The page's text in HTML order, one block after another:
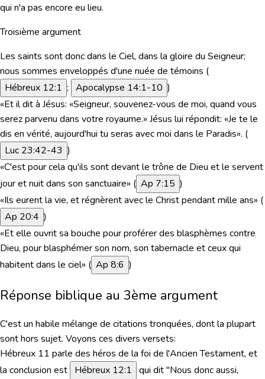
qui n'a pas encore eu lieu.
Troisième argument
Les saints sont donc dans le Ciel, dans la gloire du Seigneur;
nous sommes enveloppés d'une nuée de témoins (
Hébreux 12:1 ; Apocalypse 14:1-10 )
«Et il dit à Jésus: «Seigneur, souvenez-vous de moi, quand vous
serez parvenu dans votre royaume.» Jésus lui répondit: «Je te le
dis en vérité, aujourd'hui tu seras avec moi dans le Paradis». (
Luc 23:42-43 )
«C'est pour cela qu'ils sont devant le trône de Dieu et le servent
jour et nuit dans son sanctuaire» ( Ap 7:15 )
«Ils eurent la vie, et régnèrent avec le Christ pendant mille ans» (
Ap 20:4 )
«Et elle ouvrit sa bouche pour proférer des blasphèmes contre
Dieu, pour blasphémer son nom, son tabernacle et ceux qui
habitent dans le ciel» ( Ap 8:6 )
Réponse biblique au 3ème argument
C'est un habile mélange de citations tronquées, dont la plupart
sont hors sujet. Voyons ces divers versets:
Hébreux 11 parle des héros de la foi de l'Ancien Testament, et
la conclusion est Hébreux 12:1 qui dit"Nous donc aussi,